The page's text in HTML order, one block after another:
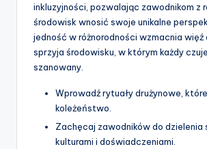
inkluzyjności, pozwalając zawodnikom z
środowisk wnosić swoje unikalne
jedność w różnorodności wzmacnia więź
sprzyja środowisku, w którym każdy
szanowany.
Wprowadź rytuały drużynowe,
koleżeństwo.
Zachęcaj zawodników do dzielenia
kulturami i doświadczeniami.